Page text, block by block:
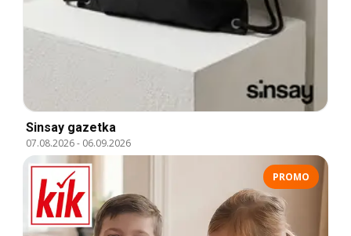
Sinsay gazetka
07.08.2026- 06.09.2026
PROMO